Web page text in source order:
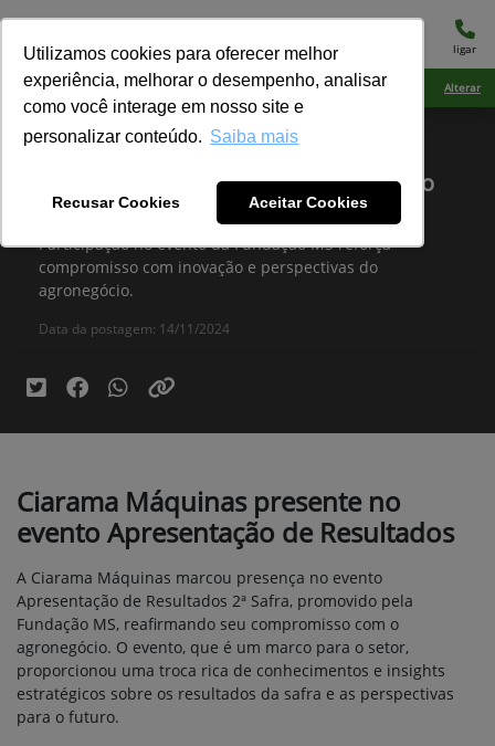
Utilizamos cookies para oferecer melhor
experiência, melhorar o desempenho, analisar
como você interage em nosso site e
personalizar conteúdo. Saiba mais
Recusar Cookies Aceitar Cookies
menu ligar
Ciarama Máquinas Dourados Alterar
Ponta Porã, eventos
Ciarama Máquinas presente no evento
Apresentação de Resultados
Participação no evento da Fundação MS reforça
compromisso com inovação e perspectivas do
agronegócio.
Data da postagem: 14/11/2024
Ciarama Máquinas presente no
evento Apresentação de Resultados
A Ciarama Máquinas marcou presença no evento
Apresentação de Resultados 2ª Safra, promovido pela
Fundação MS, reafirmando seu compromisso com o
agronegócio. O evento, que é um marco para o setor,
proporcionou uma troca rica de conhecimentos e insights
estratégicos sobre os resultados da safra e as perspectivas
para o futuro.